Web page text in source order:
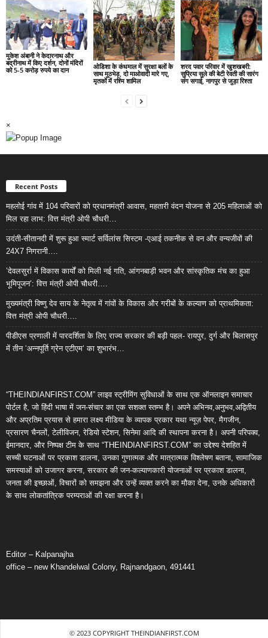
मुकेश अंबानी ने केदारनाथ और
बद्रीनाथ में किए दर्शन, दोनों मंदिरों
को 5-5 करोड़ रुपये का दान
ओडिशा के कंधमाल में सुरक्षा बलों के
साथ मुठभेड़, दो माओवादी मारे गए,
मृतकों में रश्मि शामिल
शरद पवार परिवार में खुशखबरी:
सुप्रिया सुले की बेटी रेवती की सारंग
संग सगाई, नागपुर से जुड़ा रिश्ता
×
Recent Posts
महलोई गांव में 104 परिवारों को प्रधानमंत्री आवास, महतारी वंदन योजना से 205 महिलाओं को
मिल रहा लाभ: वित्त मंत्री ओपी चौधरी…
उदंती-सीतानदी में शुरू हुआ स्मार्ट सर्विलांस सिस्टम -एआई तकनीक से वन और वन्यजीवों की
24X7 निगरानी….
’देवलसुर्रा में विकास कार्यों को मिली नई गति, आंगनबाड़ी भवन और सांस्कृतिक मंच का हुआ
भूमिपूजन’: वित्त मंत्री ओपी चौधरी….
मुख्यमंत्री विष्णु देव साय के नेतृत्व में गांवों के विकास और गरीबों के कल्याण को प्राथमिकता:
वित्त मंत्री ओपी चौधरी….
पीडीएस प्रणाली में पारदर्शिता के लिए राज्य सरकार की बड़ी पहल- रायपुर, दुर्ग और बिलासपुर
में तीन ‘अन्नपूर्ति ग्रेन एटीएम‘ का शुभारंभ…
“THEINDIANFIRST.COM” लाइव स्ट्रीमिंग सुविधाओं के साथ एक ऑनलाइन समाचार
पोर्टल है, जो हिंदी भाषा में जन-संचार का एक सशक्त स्तम्भ है। अपने अभिनव,अनुभव,अद्वितीय
और अप्रतिम प्रयास से हमारा लक्ष्य मीडिया के व्यापक प्रकार यथा न्यूज़ पेपर, मैगजीन,
प्रसारण चैनलों, टेलीविजन, रेडियो स्टेशन, सिनेमा आदि की स्थापना करना है। अपनी परिपक्व,
ईमानदार, और निष्पक्ष टीम के साथ “THEINDIANFIRST.COM” का उद्देश्य देशहित में
सच्ची घटनाओं पर प्रकाश डालना, उनका गुणात्मक और मात्रात्मक विश्लेषण बताना, सामाजिक
समस्याओं को उजागर करना, सरकार की जन-कल्याणकारी योजनाओं पर प्रकाश डालना,
जनता की इच्छाओं, विचारों को समझना और उन्हें व्यक्त करने का मौका देना, उनके अधिकारों
के साथ लोकतांत्रिक परम्पराओं की रक्षा करना है।
Editor – Kalpanajha
office – new Khandelwal Colony, Rajnandgaon, 491441
© 2023 COPYRIGHT THEINDIANFIRST.COM